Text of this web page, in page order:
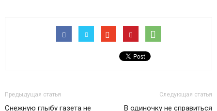
Предыдущая статья
Снежную глыбу газета не
Следующая статья
В одиночку не справиться